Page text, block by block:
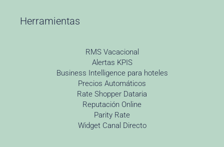
Herramientas
RMS Vacacional
Alertas KPIS
Business Intelligence para hoteles
Precios Automáticos
Rate Shopper Dataria
Reputación Online
Parity Rate
Widget Canal Directo